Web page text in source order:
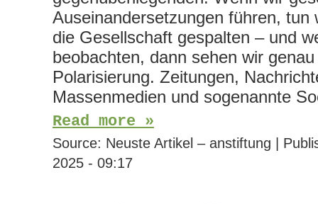
Auseinandersetzungen führen, tun
die Gesellschaft gespalten – und
beobachten, dann sehen wir
Polarisierung. Zeitungen,
Massenmedien und sogenannte
Read more »
Source: Neuste Artikel – anstiftung |
2025 - 09:17